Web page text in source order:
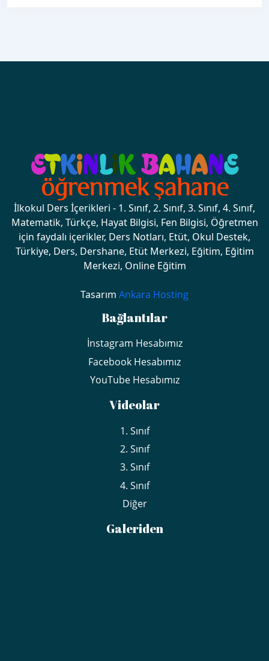
İlkokul Ders İçerikleri - 1. Sınıf, 2. Sınıf, 3. Sınıf, 4. Sınıf,
Matematik, Türkçe, Hayat Bilgisi, Fen Bilgisi, Öğretmen
için faydalı içerikler, Ders Notları, Etüt, Okul Destek,
Türkiye, Ders, Dershane, Etüt Merkezi, Eğitim, Eğitim
Merkezi, Online Eğitim
Tasarım Ankara Hosting
Bağlantılar
İnstagram Hesabımız
Facebook Hesabımız
YouTube Hesabımız
Videolar
1. Sınıf
2. Sınıf
3. Sınıf
4. Sınıf
Diğer
Galeriden